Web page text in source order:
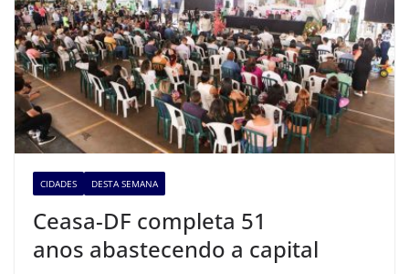
CIDADES DESTA SEMANA
Ceasa-DF completa 51
anos abastecendo a capital